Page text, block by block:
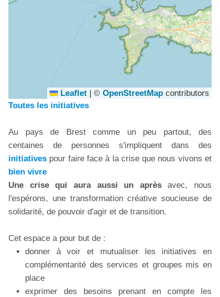
Leaflet © OpenStreetMap contributors
Toutes les initiatives
Au pays de Brest comme un peu partout, des
centaines de personnes s'impliquent dans des
initiatives pour faire face à la crise que nous vivons et
bien vivre
Une crise qui aura aussi un aprèsavec, nous
l'espérons, une transformation créative soucieuse de
solidarité, de pouvoir d'agir et de transition.
Cet espace a pour but de :
donner à voir et mutualiser les initiatives en
complémentarité des services et groupes mis en
place
exprimer des besoins prenant en compte les